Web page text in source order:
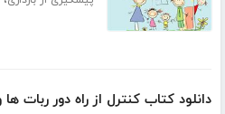
دانلود کتاب کنترل از راه دور ربات